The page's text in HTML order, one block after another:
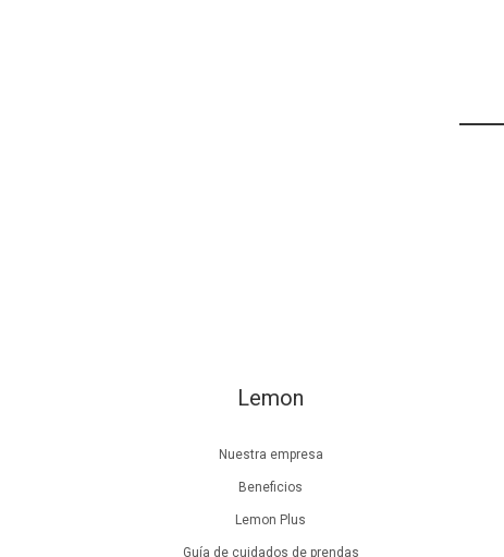
Lemon
Nuestra empresa
Beneficios
Lemon Plus
Guía de cuidados de prendas